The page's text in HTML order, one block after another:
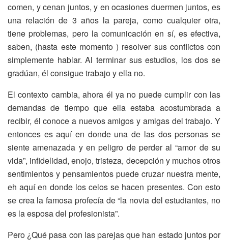
comen, y cenan juntos, y en ocasiones duermen juntos, es
una relación de 3 años la pareja, como cualquier otra,
tiene problemas, pero la comunicación en sí, es efectiva,
saben, (hasta este momento ) resolver sus conflictos con
simplemente hablar. Al terminar sus estudios, los dos se
gradúan, él consigue trabajo y ella no.
El contexto cambia, ahora él ya no puede cumplir con las
demandas de tiempo que ella estaba acostumbrada a
recibir, él conoce a nuevos amigos y amigas del trabajo. Y
entonces es aquí en donde una de las dos personas se
siente amenazada y en peligro de perder al “amor de su
vida”, infidelidad, enojo, tristeza, decepción y muchos otros
sentimientos y pensamientos puede cruzar nuestra mente,
eh aquí en donde los celos se hacen presentes. Con esto
se crea la famosa profecía de “la novia del estudiantes, no
es la esposa del profesionista”.
Pero ¿Qué pasa con las parejas que han estado juntos por